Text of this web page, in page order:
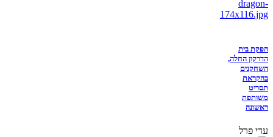
הפקת בית
הדרקון החלה,
השחקנים
בהקראת
תסריט
משותפת
ראשונה
עדי פרל